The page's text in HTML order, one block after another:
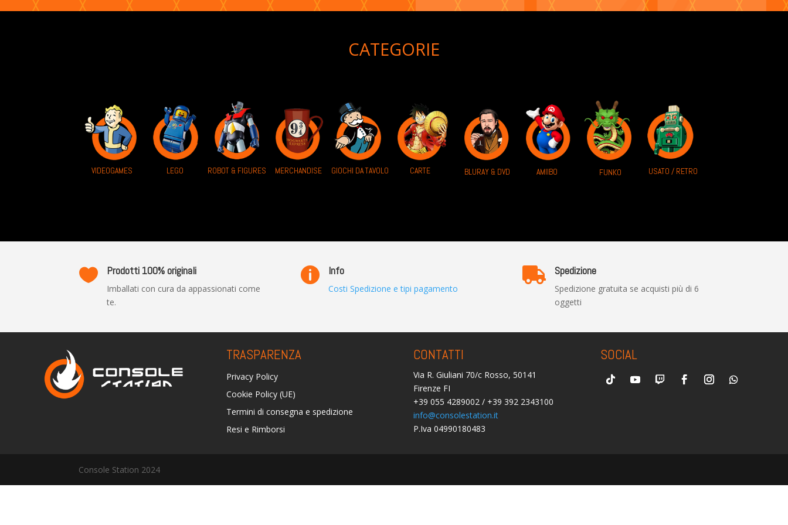
CATEGORIE
VIDEOGAMES LEGO ROBOT & FIGURES MERCHANDISE GIOCHI DA TAVOLO CARTE BLURAY & DVD AMIIBO FUNKO USATO / RETRO
 Prodotti 100% originali
Imballati con cura da appassionati come
te.
 Info
Costi Spedizione e tipi pagamento
 Spedizione
Spedizione gratuita se acquisti più di 6
oggetti
TRASPARENZA
Privacy Policy
Cookie Policy (UE)
Termini di consegna e spedizione
Resi e Rimborsi
CONTATTI
Via R. Giuliani 70/c Rosso, 50141
Firenze FI
+39 055 4289002 / +39 392 2343100
info@consolestation.it
P.Iva 04990180483
SOCIAL
Console Station 2024